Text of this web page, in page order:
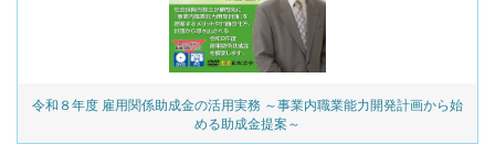
令和８年度 雇用関係助成金の活用実務 ～事業内職業能力開発計画から始
める助成金提案～